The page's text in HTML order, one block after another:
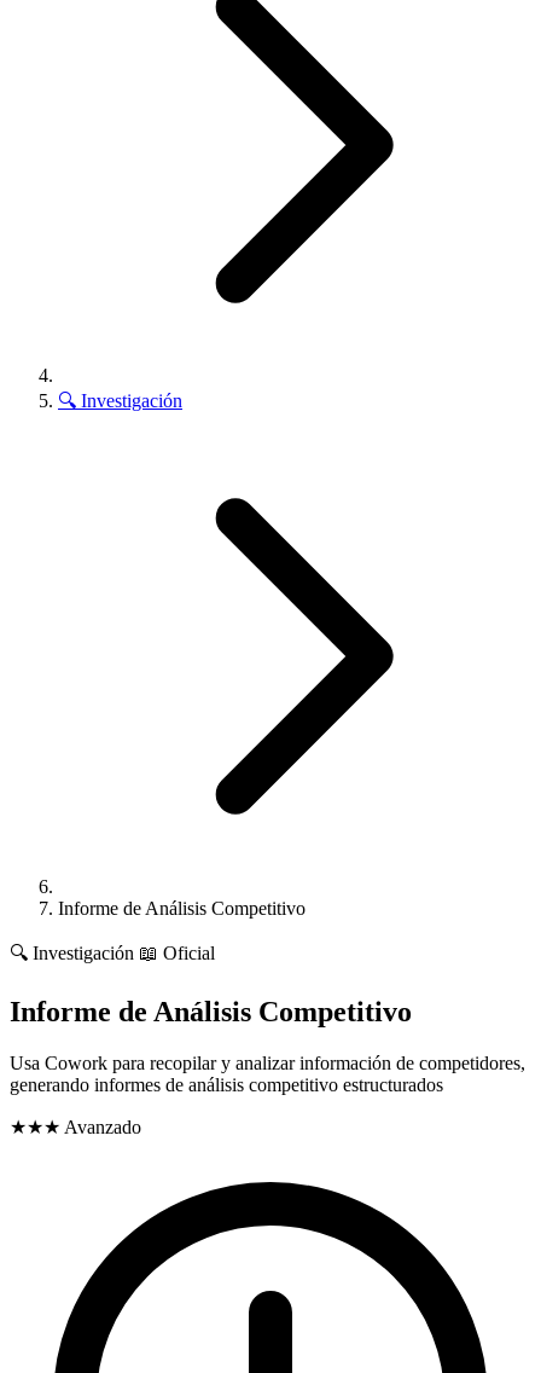
🔍 Investigación
Informe de Análisis Competitivo
🔍 Investigación 📖 Oficial
Informe de Análisis Competitivo
Usa Cowork para recopilar y analizar información de competidores,
generando informes de análisis competitivo estructurados
★★★ Avanzado